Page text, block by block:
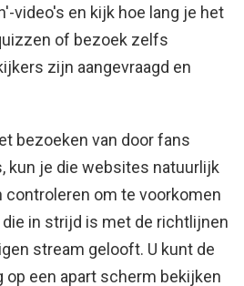
video's en kijk hoe lang je het
of bezoek zelfs
zijn aangevraagd en
bezoeken van door fans
kun je die websites natuurlijk
controleren om te voorkomen
in strijd is met de richtlijnen
stream gelooft. U kunt de
op een apart scherm bekijken